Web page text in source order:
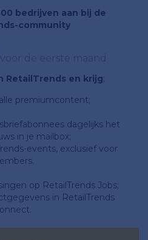
bedrijven aan bij de
community
RetailTrends en krijg;
premiumcontent;
dagelijks het
in je mailbox;
events, exclusief voor
op RetailTrends Jobs;
in RetailTrends